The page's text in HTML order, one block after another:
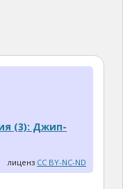
(3): Джип-
лиценз CC BY-NC-ND